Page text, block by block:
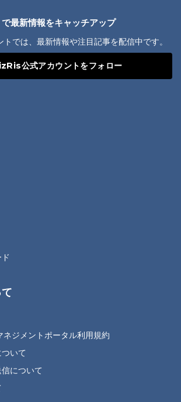
最新情報をキャッチアップ
では、最新情報や注目記事を配信中です。
公式アカウントをフォロー
ジメントポータル利用規約
いて
について